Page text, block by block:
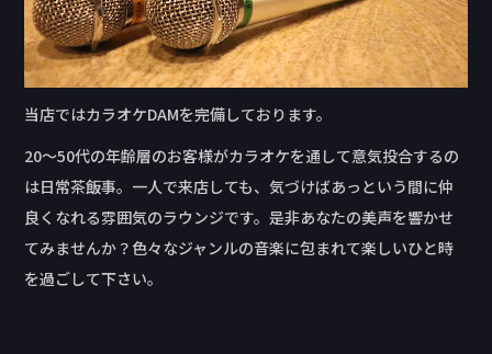
当店ではカラオケDAMを完備しております。
20～50代の年齢層のお客様がカラオケを通して意気投合するの
は日常茶飯事。一人で来店しても、気づけばあっという間に仲
良くなれる雰囲気のラウンジです。是非あなたの美声を響かせ
てみませんか？色々なジャンルの音楽に包まれて楽しいひと時
を過ごして下さい。